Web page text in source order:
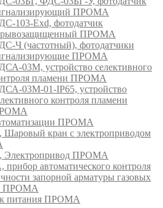
ПРОМА
103-Ехd, фотодатчик
ПРОМА
Ч (частотный), фотодатчики
ПРОМА
03М, устройство селективного
пламени ПРОМА
03М-01-IP65, устройство
контроля пламени
ПРОМА
кран c электроприводом
Электропривод ПРОМА
автоматического контроля
запорной арматуры газовых
ПРОМА
питания ПРОМА